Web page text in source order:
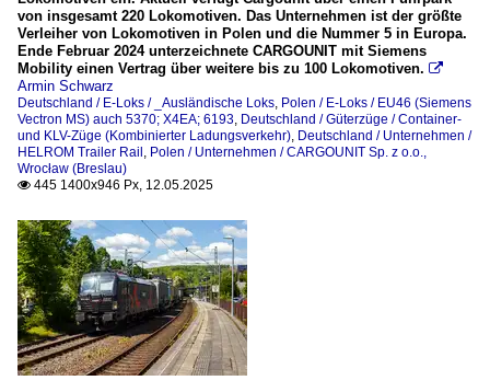
von insgesamt 220 Lokomotiven. Das Unternehmen ist der größte
Verleiher von Lokomotiven in Polen und die Nummer 5 in Europa.
Ende Februar 2024 unterzeichnete CARGOUNIT mit Siemens
Mobility einen Vertrag über weitere bis zu 100 Lokomotiven. 
Armin Schwarz
Deutschland / E-Loks / _Ausländische Loks, Polen / E-Loks / EU46 (Siemens
Vectron MS) auch 5370; X4EA; 6193, Deutschland / Güterzüge / Container-
und KLV-Züge (Kombinierter Ladungsverkehr), Deutschland / Unternehmen /
HELROM Trailer Rail , Polen / Unternehmen / CARGOUNIT Sp. z o.o.,
Wrocław (Breslau)
 445 1400x946 Px, 12.05.2025